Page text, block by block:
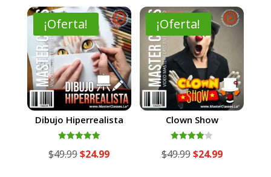
¡Oferta!
Dibujo Hiperrealista
con
$49.99El
$24.99El
¡Oferta!
Clown Show
con
$49.99El
$24.99El